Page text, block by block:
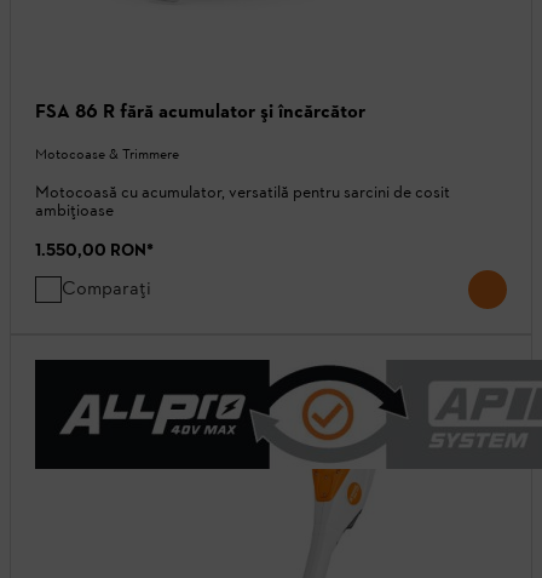
FSA 86 R fără acumulator şi încărcător
Motocoase & Trimmere
Motocoasă cu acumulator, versatilă pentru sarcini de cosit
ambițioase
1.550,00 RON*
Comparați